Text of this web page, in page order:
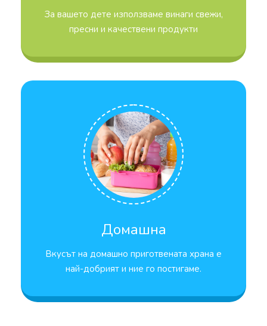
За вашето дете използваме винаги свежи,
пресни и качествени продукти
Домашна
Вкусът на домашно приготвената храна е
най-добрият и ние го постигаме.